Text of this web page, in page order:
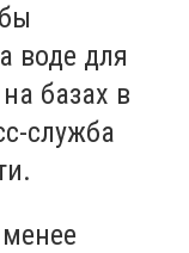
воде для
базах в
служба